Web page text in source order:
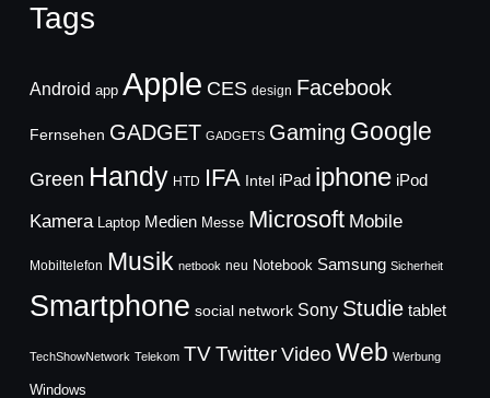
Tags
Android app Apple CES design Facebook
Fernsehen GADGET GADGETS Gaming Google
Green Handy HTD IFA Intel iPad iphone iPod
Kamera Laptop Medien Messe Microsoft Mobile
Mobiltelefon Musik netbook neu Notebook Samsung Sicherheit
Smartphone social network Sony Studie tablet
TechShowNetwork Telekom TVTwitter Video Web Werbung
Windows